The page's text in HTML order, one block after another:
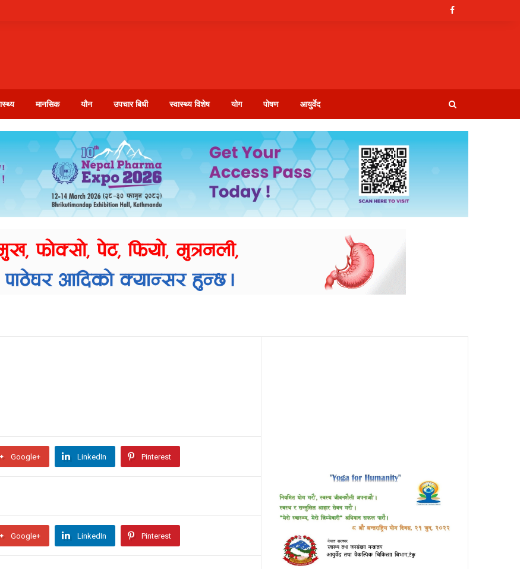
मानसिक यौन उपचार बिधी स्वास्थ्य विशेष योग पोषण आयुर्वेद
Google+ LinkedIn Pinterest
Google+ LinkedIn Pinterest